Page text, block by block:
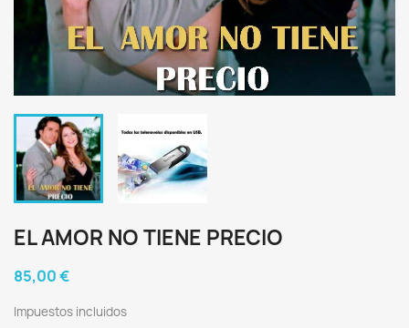
EL AMOR NO TIENE PRECIO
85,00 €
Impuestos incluidos